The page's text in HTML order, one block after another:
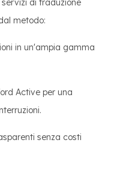
di traduzione
metodo:
in un'ampia gamma
Active per una
senza costi